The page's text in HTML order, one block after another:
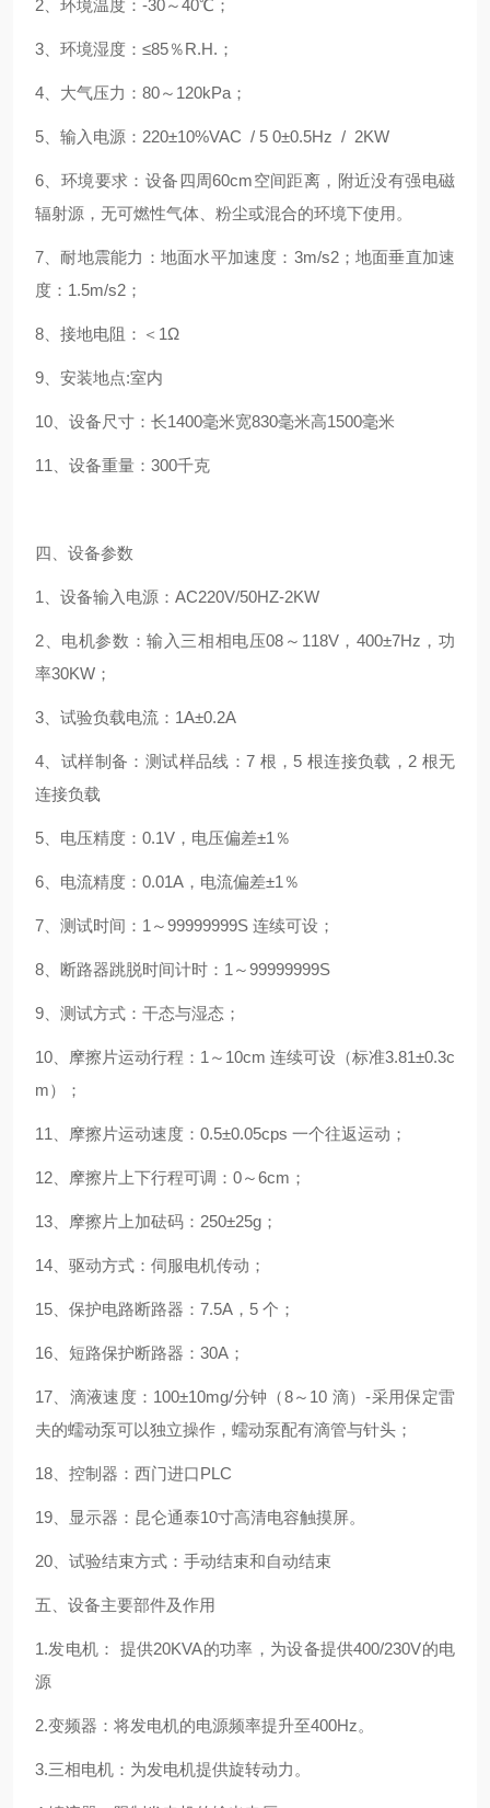
2、环境温度：-30～40℃；
3、环境湿度：≤85％R.H.；
4、大气压力：80～120kPa；
5、输入电源：220±10%VAC / 5 0±0.5Hz / 2KW
6、环境要求：设备四周60cm空间距离，附近没有强电磁
辐射源，无可燃性气体、粉尘或混合的环境下使用。
7、耐地震能力：地面水平加速度：3m/s2；地面垂直加速
度：1.5m/s2；
8、接地电阻：＜1Ω
9、安装地点:室内
10、设备尺寸：长1400毫米宽830毫米高1500毫米
11、设备重量：300千克
四、设备参数
1、设备输入电源：AC220V/50HZ-2KW
2、电机参数：输入三相相电压08～118V，400±7Hz，功
率30KW；
3、试验负载电流：1A±0.2A
4、试样制备：测试样品线：7 根，5 根连接负载，2 根无
连接负载
5、电压精度：0.1V，电压偏差±1％
6、电流精度：0.01A，电流偏差±1％
7、测试时间：1～99999999S 连续可设；
8、断路器跳脱时间计时：1～99999999S
9、测试方式：干态与湿态；
10、摩擦片运动行程：1～10cm 连续可设（标准3.81±0.3c
m）；
11、摩擦片运动速度：0.5±0.05cps 一个往返运动；
12、摩擦片上下行程可调：0～6cm；
13、摩擦片上加砝码：250±25g；
14、驱动方式：伺服电机传动；
15、保护电路断路器：7.5A，5 个；
16、短路保护断路器：30A；
17、滴液速度：100±10mg/分钟（8～10 滴）-采用保定雷
夫的蠕动泵可以独立操作，蠕动泵配有滴管与针头；
18、控制器：西门进口PLC
19、显示器：昆仑通泰10寸高清电容触摸屏。
20、试验结束方式：手动结束和自动结束
五、设备主要部件及作用
1.发电机： 提供20KVA的功率，为设备提供400/230V的电
源
2.变频器：将发电机的电源频率提升至400Hz。
3.三相电机：为发电机提供旋转动力。